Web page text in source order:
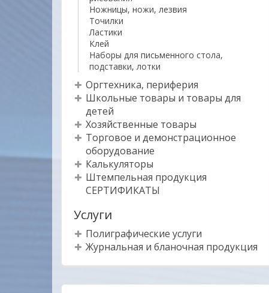
Ножницы, ножи, лезвия
Точилки
Ластики
Клей
Наборы для письменного стола,
подставки, лотки
Оргтехника, периферия
Школьные товары и товары для
детей
Хозяйственные товары
Торговое и демонстрационное
оборудование
Калькуляторы
Штемпельная продукция
СЕРТИФИКАТЫ
Услуги
Полиграфические услуги
Журнальная и бланочная продукция